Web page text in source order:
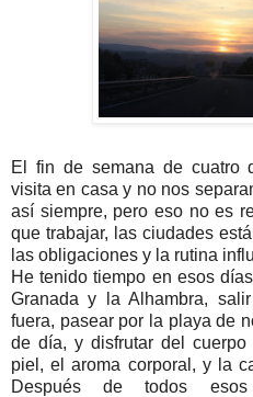
El fin de semana de cuatro
visita en casa y no nos
así siempre, pero eso no es
que trabajar, las ciudades
las obligaciones y la rutina
He tenido tiempo en esos
Granada y la Alhambra,
fuera, pasear por la playa de
de día, y disfrutar del
piel, el aroma corporal, y la
Después de todos esos